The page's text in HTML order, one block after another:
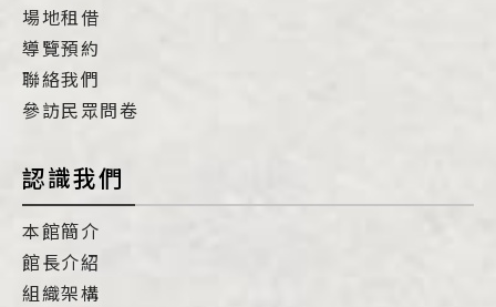
場地租借
導覽預約
聯絡我們
參訪民眾問卷
認識我們
本館簡介
館長介紹
組織架構